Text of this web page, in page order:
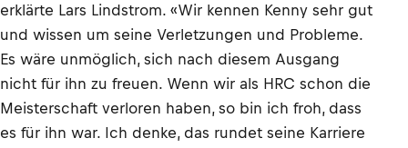
erklärte Lars Lindstrom. «Wir kennen Kenny sehr gut
und wissen um seine Verletzungen und Probleme.
Es wäre unmöglich, sich nach diesem Ausgang
nicht für ihn zu freuen. Wenn wir als HRC schon die
Meisterschaft verloren haben, so bin ich froh, dass
es für ihn war. Ich denke, das rundet seine Karriere